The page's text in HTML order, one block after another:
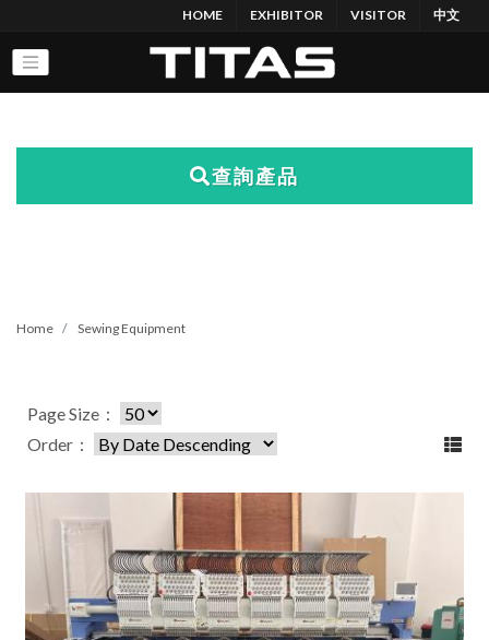
HOME EXHIBITOR VISITOR 中文
查詢產品
Home Sewing Equipment
Page Size：
Order：